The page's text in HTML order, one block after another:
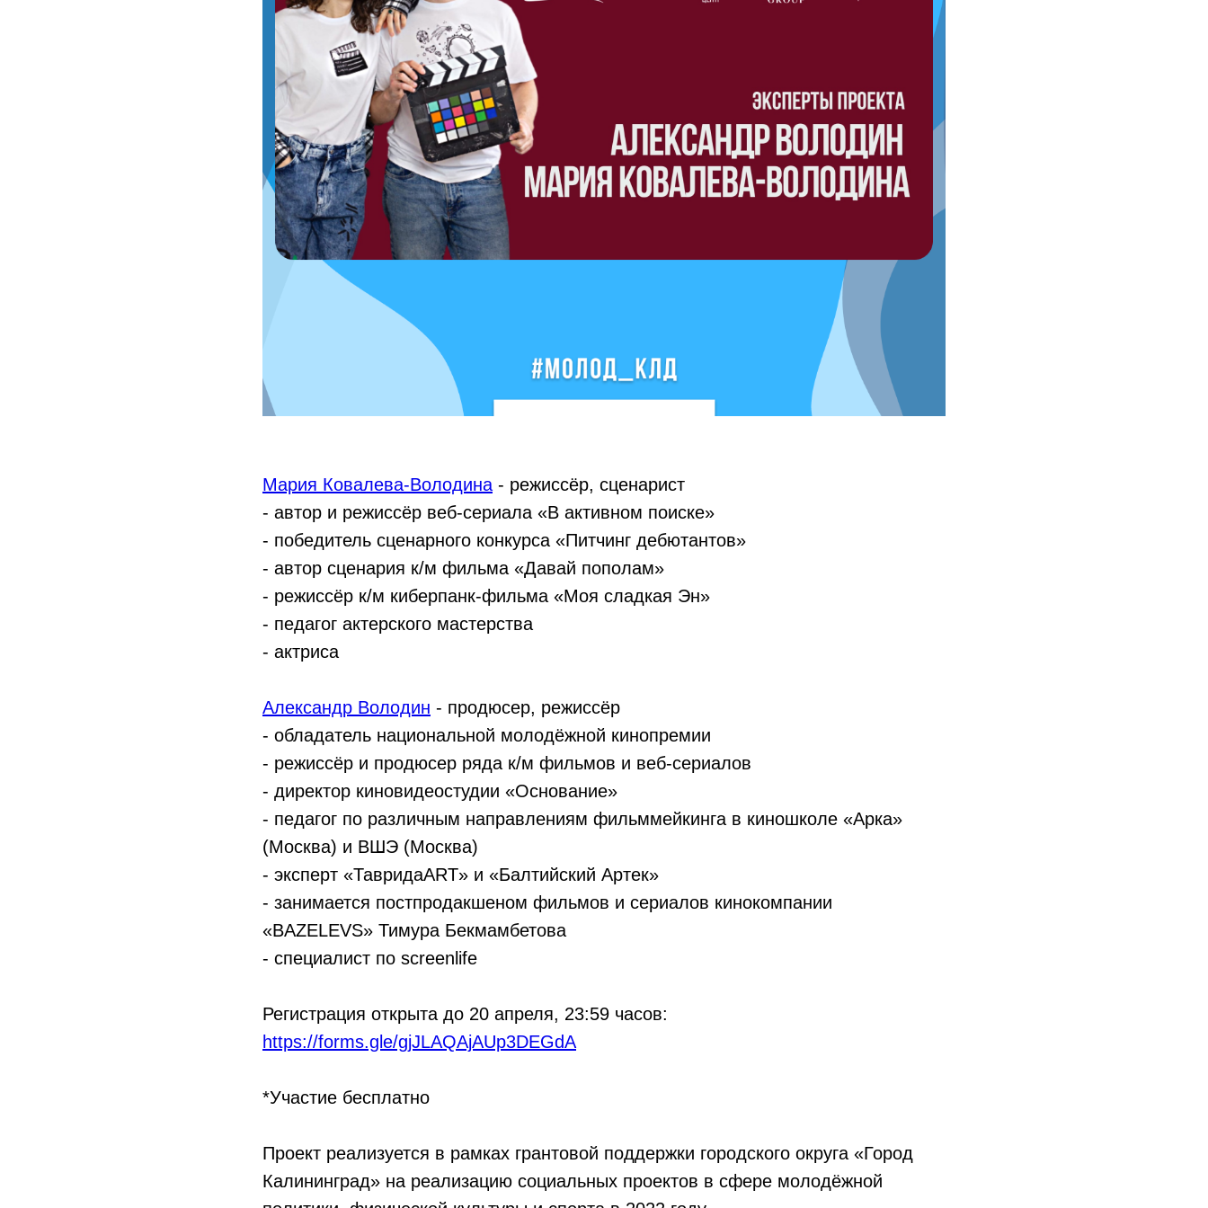
Мария Ковалева-Володина - режиссёр, сценарист
- автор и режиссёр веб-сериала «В активном поиске»
- победитель сценарного конкурса «Питчинг дебютантов»
- автор сценария к/м фильма «Давай пополам»
- режиссёр к/м киберпанк-фильма «Моя сладкая Эн»
- педагог актерского мастерства
- актриса
Александр Володин - продюсер, режиссёр
- обладатель национальной молодёжной кинопремии
- режиссёр и продюсер ряда к/м фильмов и веб-сериалов
- директор киновидеостудии «Основание»
- педагог по различным направлениям фильммейкинга в киношколе «Арка»
(Москва) и ВШЭ (Москва)
- эксперт «ТавридаART» и «Балтийский Артек»
- занимается постпродакшеном фильмов и сериалов кинокомпании
«BAZELEVS» Тимура Бекмамбетова
- специалист по screenlife
Регистрация открыта до 20 апреля, 23:59 часов:
https://forms.gle/gjJLAQAjAUp3DEGdA
*Участие бесплатно
Проект реализуется в рамках грантовой поддержки городского округа «Город
Калининград» на реализацию социальных проектов в сфере молодёжной